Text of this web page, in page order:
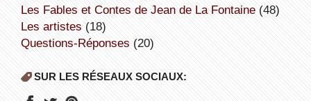
Les Fables et Contes de Jean de La Fontaine(48)
Les artistes (18)
Questions-Réponses (20)
SUR LES RÉSEAUX SOCIAUX: